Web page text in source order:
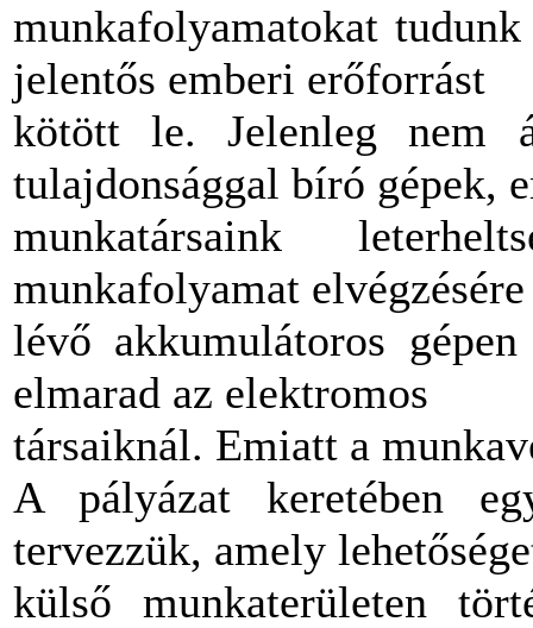
munkafolyamatokat
jelentős emberi erőforrást
kötött le. Jelenleg nem
tulajdonsággal bíró gépek,
munkatársaink
munkafolyamat
lévő akkumulátoros
elmarad az elektromos
társaiknál. Emiatt a
A pályázat keretében
tervezzük, amely
külső munkaterületen